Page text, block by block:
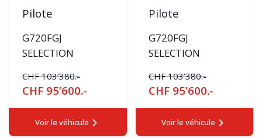
Pilote
G720FGJ
SELECTION
CHF 103’380.-
CHF 95’600.-
Voir le véhicule
Pilote
G720FGJ
SELECTION
CHF 103’380.-
CHF 95’600.-
Voir le véhicule